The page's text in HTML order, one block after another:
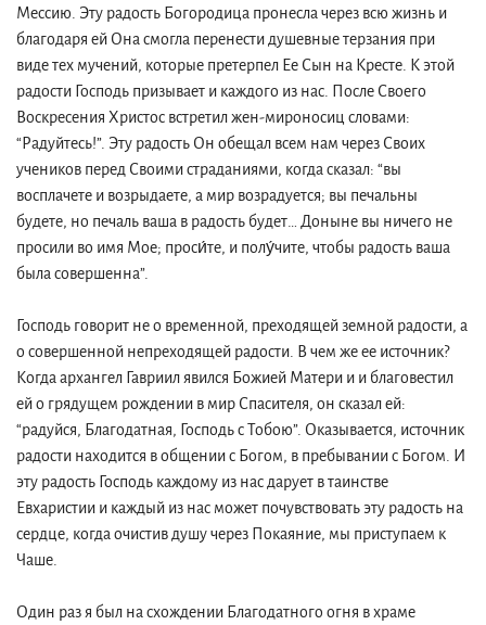
Мессию. Эту радость Богородица пронесла через всю жизнь и
благодаря ей Она смогла перенести душевные терзания при
виде тех мучений, которые претерпел Ее Сын на Кресте. К этой
радости Господь призывает и каждого из нас. После Своего
Воскресения Христос встретил жен-мироносиц словами:
“Радуйтесь!”. Эту радость Он обещал всем нам через Своих
учеников перед Своими страданиями, когда сказал: “вы
восплачете и возрыдаете, а мир возрадуется; вы печальны
будете, но печаль ваша в радость будет… Доныне вы ничего не
просили во имя Мое; проси́те, и полу́чите, чтобы радость ваша
была совершенна”.
Господь говорит не о временной, преходящей земной радости, а
о совершенной непреходящей радости. В чем же ее источник?
Когда архангел Гавриил явился Божией Матери и и благовестил
ей о грядущем рождении в мир Спасителя, он сказал ей:
“радуйся, Благодатная, Господь с Тобою”. Оказывается, источник
радости находится в общении с Богом, в пребывании с Богом. И
эту радость Господь каждому из нас дарует в таинстве
Евхаристии и каждый из нас может почувствовать эту радость на
сердце, когда очистив душу через Покаяние, мы приступаем к
Чаше.
Один раз я был на схождении Благодатного огня в храме